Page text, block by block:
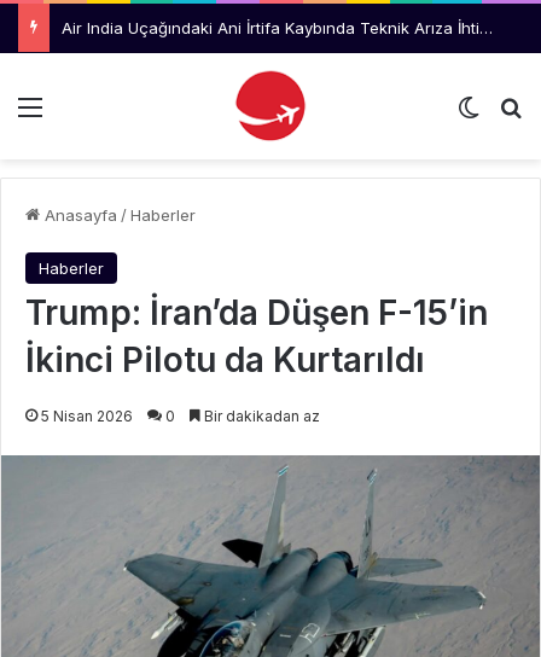
Air India Uçağındaki Ani İrtifa Kaybında Teknik Arıza İhtimali İnceleniyor
Menü Dış
Anasayfa /Haberler
Haberler
Trump: İran’da Düşen F-15’in
İkinci Pilotu da Kurtarıldı
5 Nisan 2026 0 Bir dakikadan az